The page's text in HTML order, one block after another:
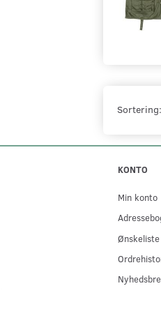
Sortering:
KONTO
Min konto
Ønskeliste